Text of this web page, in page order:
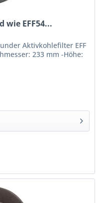
wie EFF54...
Aktivkohlefilter EFF
233 mm -Höhe: